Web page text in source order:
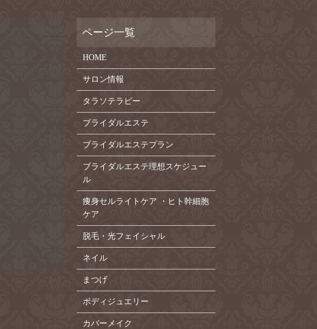
HOME
サロン情報
タラソテラピー
ブライダルエステ
ブライダルエステプラン
ブライダルエステ理想スケジュー
ル
痩身セルライトケア ・ヒト幹細胞
ケア
脱毛・光フェイシャル
ネイル
まつげ
ボディジュエリー
カバーメイク